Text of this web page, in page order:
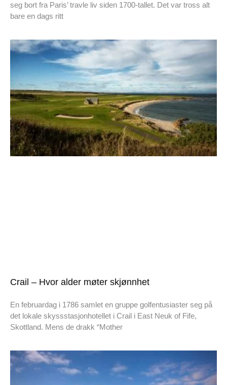
seg bort fra Paris’ travle liv siden 1700-tallet. Det var tross alt
bare en dags ritt
Crail – Hvor alder møter skjønnhet
En februardag i 1786 samlet en gruppe golfentusiaster seg på
det lokale skyssstasjonhotellet i Crail i East Neuk of Fife,
Skottland. Mens de drakk “Mother